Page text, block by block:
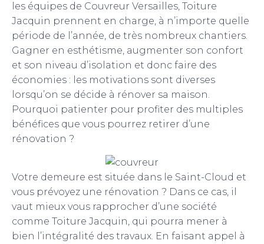
les équipes de Couvreur Versailles, Toiture
Jacquin prennent en charge, à n’importe quelle
période de l’année, de très nombreux chantiers.
Gagner en esthétisme, augmenter son confort
et son niveau d’isolation et donc faire des
économies : les motivations sont diverses
lorsqu’on se décide à rénover sa maison.
Pourquoi patienter pour profiter des multiples
bénéfices que vous pourrez retirer d’une
rénovation ?
Votre demeure est située dans le Saint-Cloud et
vous prévoyez une rénovation ? Dans ce cas, il
vaut mieux vous rapprocher d’une société
comme Toiture Jacquin, qui pourra mener à
bien l’intégralité des travaux. En faisant appel à